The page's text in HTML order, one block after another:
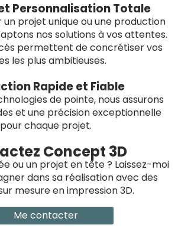
Personnalisation Totale
un projet unique ou une production
nos solutions à vos attentes.
permettent de concrétiser vos
les plus ambitieuses.
Rapide et Fiable
de pointe, nous assurons
et une précision exceptionnelle
pour chaque projet.
Concept 3D
ou un projet en tête ? Laissez-moi
dans sa réalisation avec des
mesure en impression 3D.
Me contacter